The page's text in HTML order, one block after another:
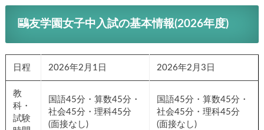
鷗友学園女子中入試の基本情報(2026年度)
日程 2026年2月1日 2026年2月3日
教
科・
試験
国語45分・算数45分・
社会45分・理科45分
(面接なし)
国語45分・算数45分・
社会45分・理科45分
(面接なし)